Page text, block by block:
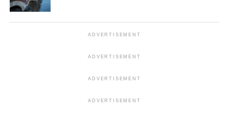
ADVERTISEMENT
ADVERTISEMENT
ADVERTISEMENT
ADVERTISEMENT